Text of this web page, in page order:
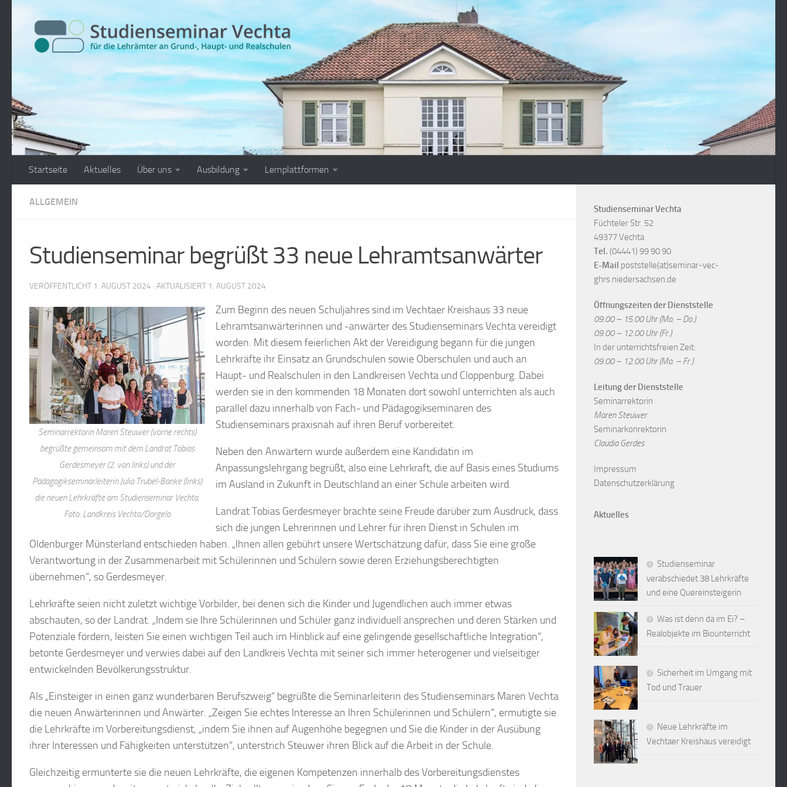
Zum Inhalt springen
Startseite Aktuelles Über uns Ausbildung Lernplattformen
ALLGEMEIN
Studienseminar begrüßt 33 neue Lehramtsanwärter
VERÖFFENTLICHT 1. AUGUST 2024 · AKTUALISIERT 1. AUGUST 2024
Seminarrektorin Maren Steuwer (vorne rechts)
begrüßte gemeinsam mit dem Landrat Tobias
Gerdesmeyer (2. von links) und der
Pädagogikseminarleiterin Julia Trubel-Banke (links)
die neuen Lehrkräfte am Studienseminar Vechta.
Foto: Landkreis Vechta/Dorgelo
Zum Beginn des neuen Schuljahres sind im Vechtaer Kreishaus 33 neue
Lehramtsanwärterinnen und -anwärter des Studienseminars Vechta vereidigt
worden. Mit diesem feierlichen Akt der Vereidigung begann für die jungen
Lehrkräfte ihr Einsatz an Grundschulen sowie Oberschulen und auch an
Haupt- und Realschulen in den Landkreisen Vechta und Cloppenburg. Dabei
werden sie in den kommenden 18 Monaten dort sowohl unterrichten als auch
parallel dazu innerhalb von Fach- und Pädagogikseminaren des
Studienseminars praxisnah auf ihren Beruf vorbereitet.
Neben den Anwärtern wurde außerdem eine Kandidatin im
Anpassungslehrgang begrüßt, also eine Lehrkraft, die auf Basis eines Studiums
im Ausland in Zukunft in Deutschland an einer Schule arbeiten wird.
Landrat Tobias Gerdesmeyer brachte seine Freude darüber zum Ausdruck, dass
sich die jungen Lehrerinnen und Lehrer für ihren Dienst in Schulen im
Oldenburger Münsterland entschieden haben. „Ihnen allen gebührt unsere Wertschätzung dafür, dass Sie eine große
Verantwortung in der Zusammenarbeit mit Schülerinnen und Schülern sowie deren Erziehungsberechtigten
übernehmen“, so Gerdesmeyer.
Lehrkräfte seien nicht zuletzt wichtige Vorbilder, bei denen sich die Kinder und Jugendlichen auch immer etwas
abschauten, so der Landrat. „Indem sie Ihre Schülerinnen und Schüler ganz individuell ansprechen und deren Stärken und
Potenziale fördern, leisten Sie einen wichtigen Teil auch im Hinblick auf eine gelingende gesellschaftliche Integration“,
betonte Gerdesmeyer und verwies dabei auf den Landkreis Vechta mit seiner sich immer heterogener und vielseitiger
entwickelnden Bevölkerungsstruktur.
Als „Einsteiger in einen ganz wunderbaren Berufszweig“ begrüßte die Seminarleiterin des Studienseminars Maren Vechta
die neuen Anwärterinnen und Anwärter. „Zeigen Sie echtes Interesse an Ihren Schülerinnen und Schülern“, ermutigte sie
die Lehrkräfte im Vorbereitungsdienst, „indem Sie ihnen auf Augenhöhe begegnen und Sie die Kinder in der Ausübung
ihrer Interessen und Fähigkeiten unterstützen“, unterstrich Steuwer ihren Blick auf die Arbeit in der Schule.
Gleichzeitig ermunterte sie die neuen Lehrkräfte, die eigenen Kompetenzen innerhalb des Vorbereitungsdienstes
Studienseminar Vechta
Füchteler Str. 52
49377 Vechta
Tel. (04441) 99 90 90
E-Mail poststelle(at)seminar-vec-
ghrs.niedersachsen.de
Öffnungszeiten der Dienststelle
09.00 – 15.00 Uhr (Mo. – Do.)
09.00 – 12.00 Uhr (Fr.)
In der unterrichtsfreien Zeit:
09.00 – 12.00 Uhr (Mo. – Fr.)
Leitung der Dienststelle
Seminarrektorin
Maren Steuwer
Seminarkonrektorin
Claudia Gerdes
Impressum
Datenschutzerklärung
Aktuelles
Studienseminar
verabschiedet 38 Lehrkräfte
und eine Quereinsteigerin
Was ist denn da im Ei? –
Realobjekte im Biounterricht
Sicherheit im Umgang mit
Tod und Trauer
Neue Lehrkräfte im
Vechtaer Kreishaus vereidigt